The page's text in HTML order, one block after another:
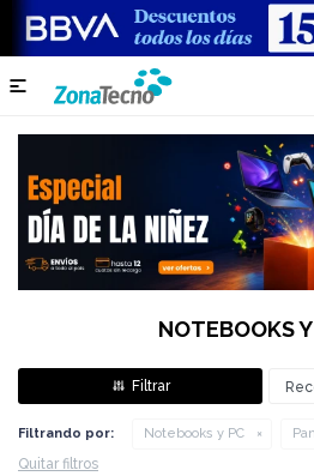

NOTEBOOKS
Filtrando por: Notebooks y PC
Quitar filtros